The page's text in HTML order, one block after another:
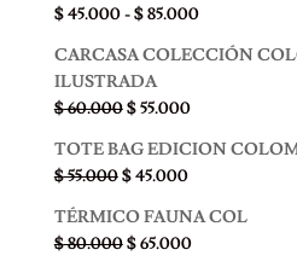
$45.000-$85.000Rango
precios:
hasta
CARCASA COLECCIÓN
ILUSTRADA
$60.000El
original
era:
$ 60.000.
$55.000El
actual
$ 55.000.
TOTE BAG EDICION
$55.000El
original
era:
$45.000El
actual
es:
TÉRMICO FAUNA COL
$80.000El
$65.000El